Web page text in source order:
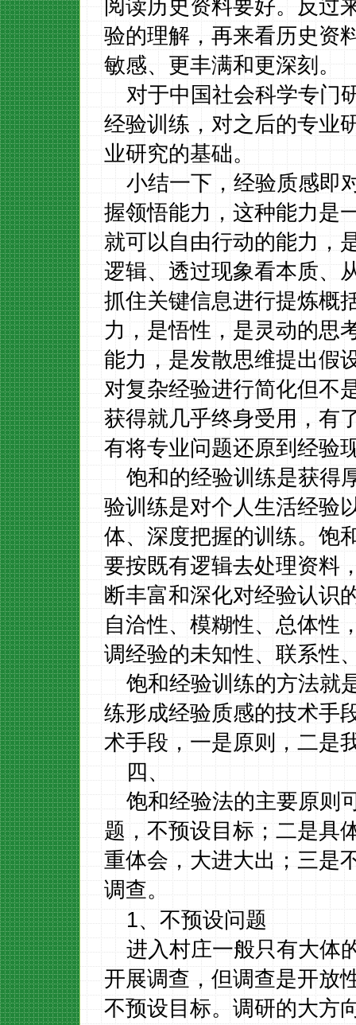
阅读历史资料要好。反过
验的理解，再来看历史资
敏感、更丰满和更深刻。
对于中国社会科学专门
经验训练，对之后的专业
业研究的基础。
小结一下，经验质感即
握领悟能力，这种能力是
就可以自由行动的能力，
逻辑、透过现象看本质、
抓住关键信息进行提炼概
力，是悟性，是灵动的思
能力，是发散思维提出假
对复杂经验进行简化但不
获得就几乎终身受用，有
有将专业问题还原到经验
饱和的经验训练是获得
验训练是对个人生活经验
体、深度把握的训练。饱
要按既有逻辑去处理资料
断丰富和深化对经验认识
自洽性、模糊性、总体性
调经验的未知性、联系性
饱和经验训练的方法就
练形成经验质感的技术手
术手段，一是原则，二是
四、
饱和经验法的主要原则
题，不预设目标；二是具
重体会，大进大出；三是
调查。
1、不预设问题
进入村庄一般只有大体
开展调查，但调查是开放
不预设目标。调研的大方